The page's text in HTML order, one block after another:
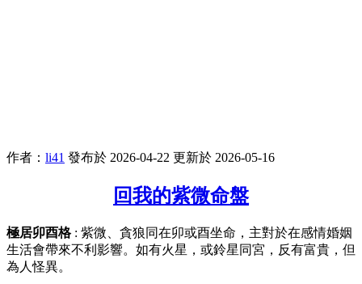
作者： li41 發布於 2026-04-22 更新於 2026-05-16
回我的紫微命盤
極居卯酉格: 紫微、貪狼同在卯或酉坐命，主對於在感情婚姻
生活會帶來不利影響。如有火星，或鈴星同宮，反有富貴，但
為人怪異。